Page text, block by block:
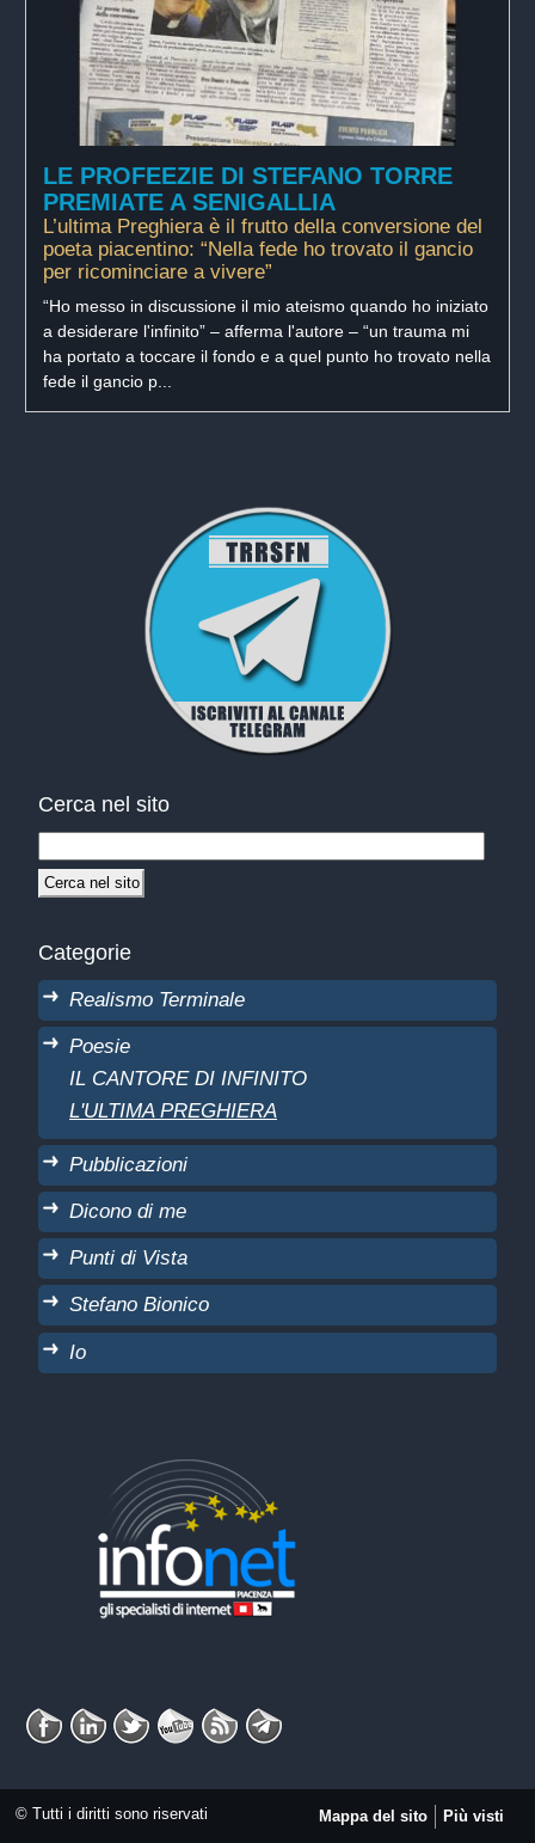
LE PROFEEZIE DI STEFANO TORRE
PREMIATE A SENIGALLIA
L’ultima Preghiera è il frutto della conversione del
poeta piacentino: “Nella fede ho trovato il gancio
per ricominciare a vivere”
“Ho messo in discussione il mio ateismo quando ho iniziato
a desiderare l'infinito” – afferma l'autore – “un trauma mi
ha portato a toccare il fondo e a quel punto ho trovato nella
fede il gancio p...
Cerca nel sito
Categorie
Realismo Terminale
Poesie
IL CANTORE DI INFINITO
L'ULTIMA PREGHIERA
Pubblicazioni
Dicono di me
Punti di Vista
Stefano Bionico
Io
© Tutti i diritti sono riservati Mappa del sito Più visti